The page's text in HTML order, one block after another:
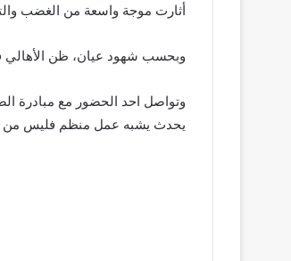
أثارت موجة واسعة من الغضب
وبحسب شهود عيان، ظن الأهالي
وتواصل احد الحضور مع مبادرة
يحدث يشبه عمل منظم فليس من